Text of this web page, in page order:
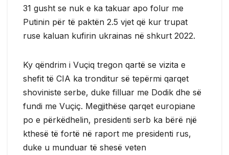
31 gusht se nuk e ka takuar apo folur me
Putinin për të paktën 2.5 vjet që kur trupat
ruse kaluan kufirin ukrainas në shkurt 2022.
Ky qëndrim i Vuçiq tregon qartë se vizita e
shefit të CIA ka tronditur së tepërmi qarqet
shoviniste serbe, duke filluar me Dodik dhe së
fundi me Vuçiç. Megjithëse qarqet europiane
po e përkëdhelin, presidenti serb ka bërë një
kthesë të fortë në raport me presidenti rus,
duke u munduar të shesë veten